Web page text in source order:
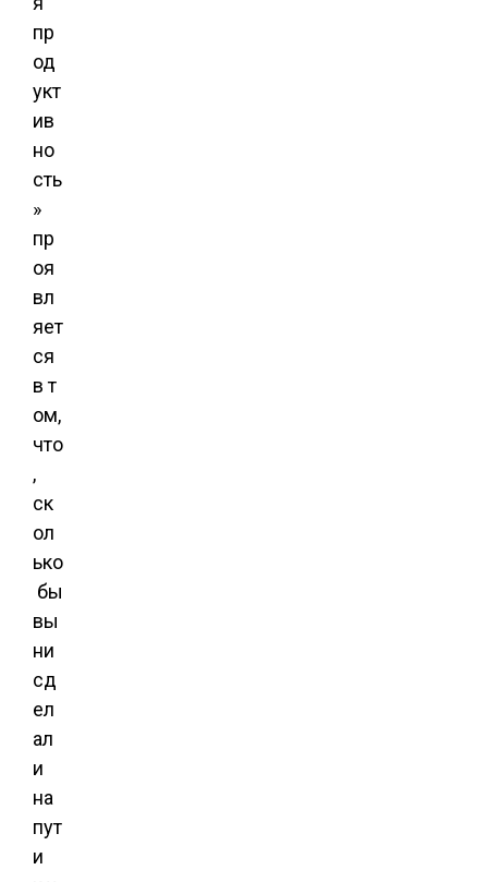
пр
од
укт
ив
но
сть
»
пр
оя
вл
яет
ся
в т
ом,
что
,
ск
ол
ько
бы
вы
ни
сд
ел
ал
и
на
пут
и